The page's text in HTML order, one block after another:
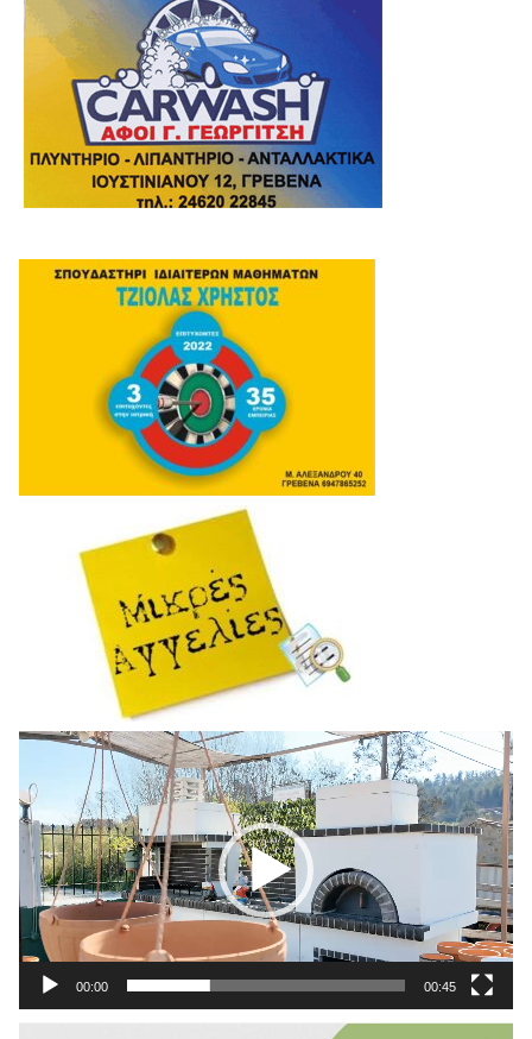
Πρόγραμμα
Αναπαραγωγής
Βίντεο
00:00 00:45